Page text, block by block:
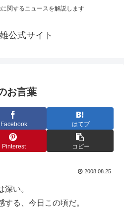
関するニュースを解説します
公式サイト
お言葉
Facebook はてブ
Pinterest コピー
2008.08.25
い。
る、今日この頃だ。